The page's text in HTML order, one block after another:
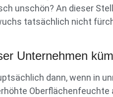
unschön? An dieser
tatsächlich nicht
Unternehmen
dann, wenn in